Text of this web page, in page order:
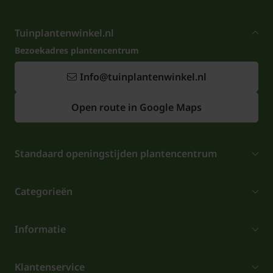
Tuinplantenwinkel.nl
Bezoekadres plantencentrum
Info@tuinplantenwinkel.nl
Open route in Google Maps
Standaard openingstijden plantencentrum
Categorieën
Informatie
Klantenservice